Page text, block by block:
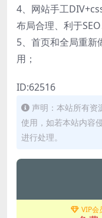
4、网站手工
布局合理、利于
5、首页和全局重新
用；
ID:62516
声明：本站所有资
使用，如若本站内容
进行处理。
VIP会